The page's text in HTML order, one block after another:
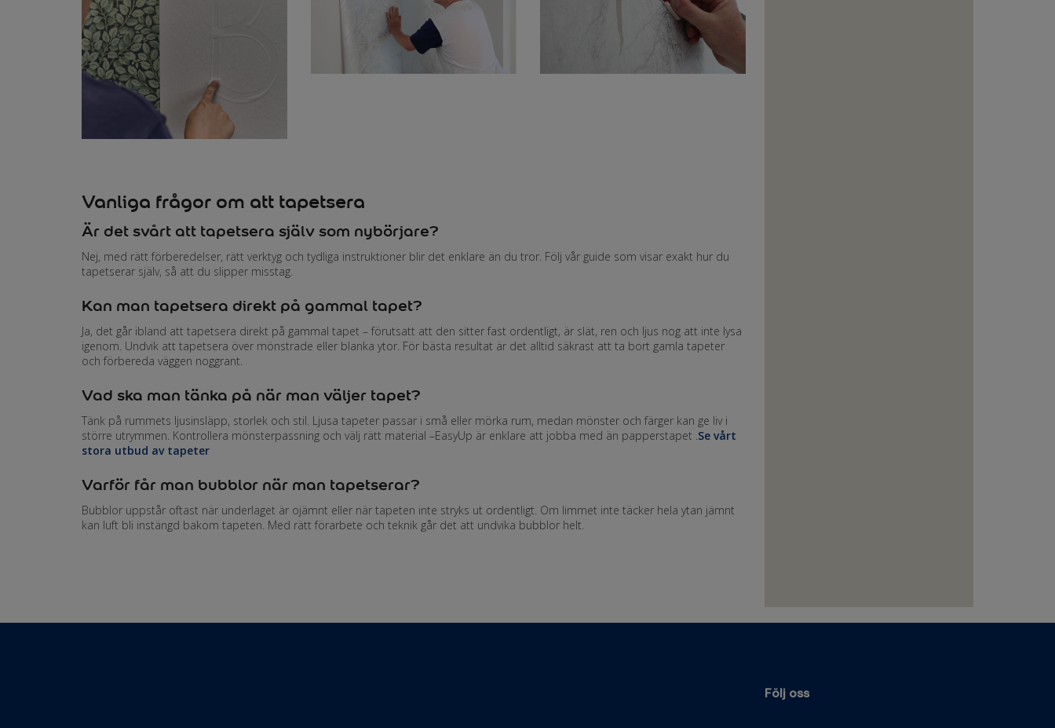
Vanliga frågor om att tapetsera
Är det svårt att tapetsera själv som nybörjare?
Nej, med rätt förberedelser, rätt verktyg och tydliga instruktioner blir det enklare än du tror. Följ vår guide som visar exakt hur du
tapetserar själv, så att du slipper misstag.
Kan man tapetsera direkt på gammal tapet?
Ja, det går ibland att tapetsera direkt på gammal tapet – förutsatt att den sitter fast ordentligt, är slät, ren och ljus nog att inte lysa
igenom. Undvik att tapetsera över mönstrade eller blanka ytor. För bästa resultat är det alltid säkrast att ta bort gamla tapeter
och förbereda väggen noggrant.
Vad ska man tänka på när man väljer tapet?
Tänk på rummets ljusinsläpp, storlek och stil. Ljusa tapeter passar i små eller mörka rum, medan mönster och färger kan ge liv i
större utrymmen. Kontrollera mönsterpassning och välj rätt material –EasyUp är enklare att jobba med än papperstapet .Se vårt
stora utbud av tapeter
Varför får man bubblor när man tapetserar?
Bubblor uppstår oftast när underlaget är ojämnt eller när tapeten inte stryks ut ordentligt. Om limmet inte täcker hela ytan jämnt
kan luft bli instängd bakom tapeten. Med rätt förarbete och teknik går det att undvika bubblor helt.
Följ oss